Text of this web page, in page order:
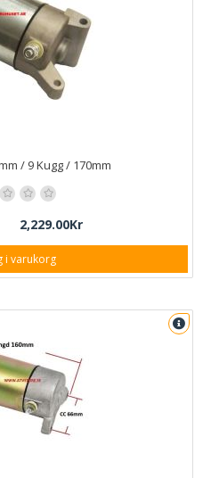
/ 9 Kugg / 170mm
2,229.00Kr
i varukorg